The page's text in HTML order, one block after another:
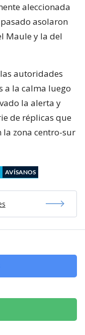
aleccionada
asolaron
Maule y la del
autoridades
a la calma luego
la alerta y
de réplicas que
la zona centro-sur
AVÍSANOS